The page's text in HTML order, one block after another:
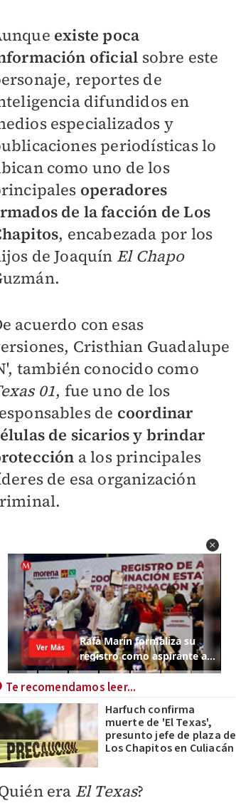
existe poca
oficial sobre este
reportes de
difundidos en
especializados y
periodísticas lo
como uno de los
operadores
de la facción de Los
, encabezada por los
de Joaquín El Chapo
acuerdo con esas
Cristhian Guadalupe
, también conocido como
01, fue uno de los
de coordinar
de sicarios y brindar
a los principales
de esa organización
Te recomendamos leer...
Harfuch confirma
muerte de 'El Texas',
presunto jefe de plaza de
Los Chapitos en Culiacán
era El Texas?